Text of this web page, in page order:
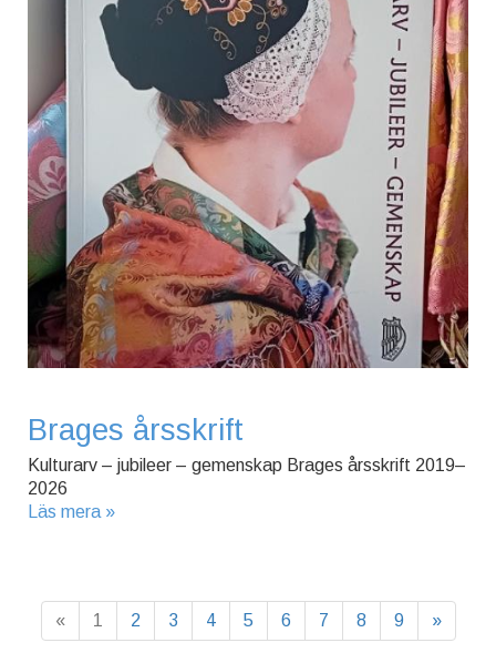
Brages årsskrift
Kulturarv – jubileer – gemenskap Brages årsskrift 2019–
2026
Läs mera »
« 1 2 3 4 5 6 7 8 9 »